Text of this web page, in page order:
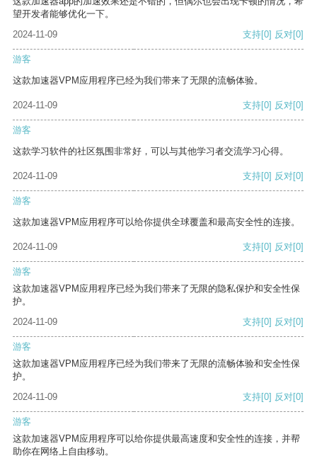
望开发者能够优化一下。
2024-11-09
支持[0] 反对[0]
游客
这款加速器VPM应用程序已经为我们带来了无限的流畅体验。
2024-11-09 支持[0] 反对[0]
游客
这款学习软件的社区氛围非常好，可以与其他学习者交流学习心得。
2024-11-09 支持[0] 反对[0]
游客
这款加速器VPM应用程序可以给你提供全球覆盖和最高安全性的连接。
2024-11-09 支持[0] 反对[0]
游客
这款加速器VPM应用程序已经为我们带来了无限的隐私保护和安全性保
护。
2024-11-09
支持[0] 反对[0]
游客
这款加速器VPM应用程序已经为我们带来了无限的流畅体验和安全性保
护。
2024-11-09
支持[0] 反对[0]
游客
这款加速器VPM应用程序可以给你提供最高速度和安全性的连接，并帮
助你在网络上自由移动。